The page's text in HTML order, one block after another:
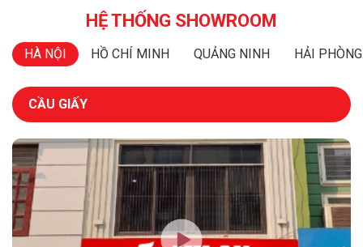
HỆ THỐNG SHOWROOM
HÀ NỘI HỒ CHÍ MINH QUẢNG NINH HẢI PHÒNG
CẦU GIẤY